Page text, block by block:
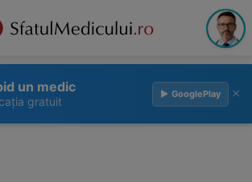
un medic
gratuit
▶ GooglePlay ×